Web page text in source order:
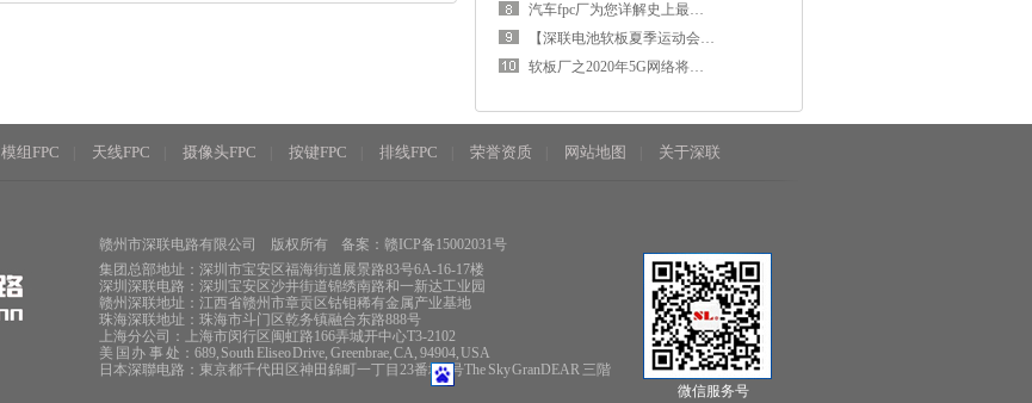
汽车fpc厂为您详解史上最全的汽车保险
【深联电池软板夏季运动会】喜报不停，精彩不断！
软板厂之2020年5G网络将会逐步部署到全国各个城市
模组FPC 天线FPC 摄像头FPC 按键FPC 排线FPC 荣誉资质 网站地图 关于深联
赣州市深联电路有限公司 版权所有
备案：赣ICP备15002031号
集团总部地址：深圳市宝安区福海街道展景路83号6A-16-17楼
深圳深联电路：深圳宝安区沙井街道锦绣南路和一新达工业园
赣州深联地址：江西省赣州市章贡区钴钼稀有金属产业基地
珠海深联地址：珠海市斗门区乾务镇融合东路888号
上海分公司：上海市闵行区闽虹路166弄城开中心T3-2102
美 国 办 事 处：689, South Eliseo Drive, Greenbrae, CA, 94904, USA
日本深聯电路：東京都千代田区神田錦町一丁目23番地8号The Sky GranDEAR 三階
微信服务号